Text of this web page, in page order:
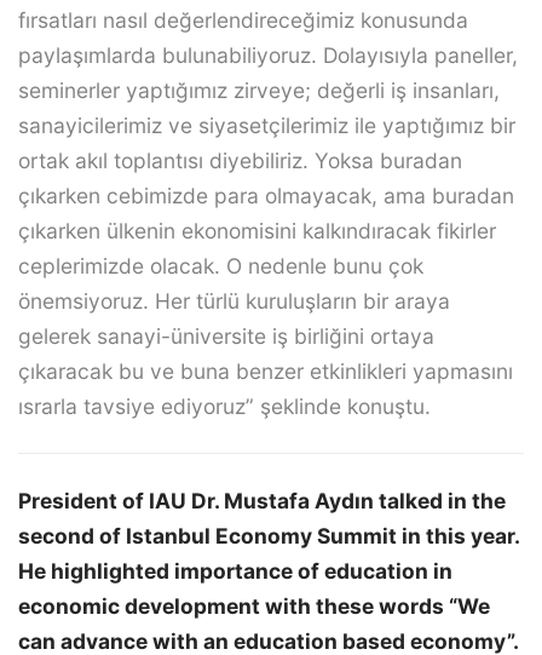
fırsatları nasıl değerlendireceğimiz konusunda
paylaşımlarda bulunabiliyoruz. Dolayısıyla paneller,
seminerler yaptığımız zirveye; değerli iş insanları,
sanayicilerimiz ve siyasetçilerimiz ile yaptığımız bir
ortak akıl toplantısı diyebiliriz. Yoksa buradan
çıkarken cebimizde para olmayacak, ama buradan
çıkarken ülkenin ekonomisini kalkındıracak fikirler
ceplerimizde olacak. O nedenle bunu çok
önemsiyoruz. Her türlü kuruluşların bir araya
gelerek sanayi-üniversite iş birliğini ortaya
çıkaracak bu ve buna benzer etkinlikleri yapmasını
ısrarla tavsiye ediyoruz” şeklinde konuştu.
President of IAU Dr. Mustafa Aydın talked in the
second of Istanbul Economy Summit in this year.
He highlighted importance of education in
economic development with these words “We
can advance with an education based economy”.